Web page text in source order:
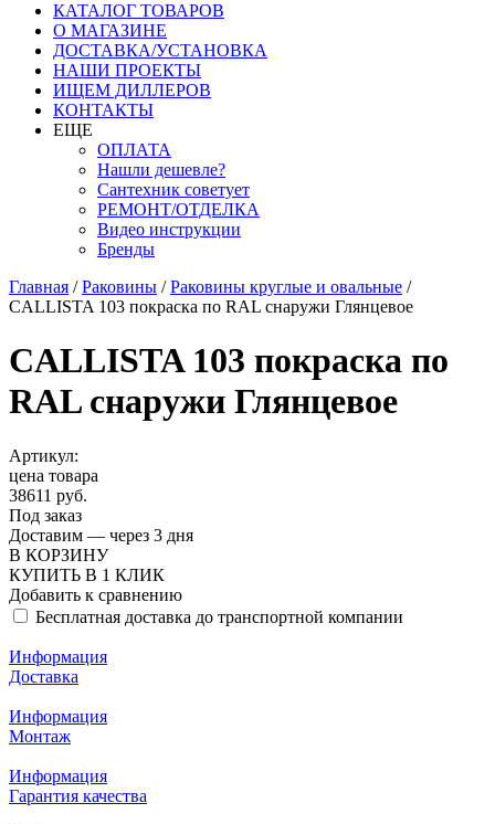
КАТАЛОГ ТОВАРОВ
О МАГАЗИНЕ
ДОСТАВКА/УСТАНОВКА
НАШИ ПРОЕКТЫ
ИЩЕМ ДИЛЛЕРОВ
КОНТАКТЫ
ЕЩЕ
ОПЛАТА
Нашли дешевле?
Сантехник советует
РЕМОНТ/ОТДЕЛКА
Видео инструкции
Бренды
Главная /Раковины /Раковины круглые и овальные /
CALLISTA 103 покраска по RAL снаружи Глянцевое
CALLISTA 103 покраска по
RAL снаружи Глянцевое
Артикул:
цена товара
38611 руб.
Под заказ
Доставим — через 3 дня
В КОРЗИНУ
КУПИТЬ В 1 КЛИК
Добавить к сравнению
Бесплатная доставка до транспортной компании
Информация
Доставка
Информация
Монтаж
Информация
Гарантия качества